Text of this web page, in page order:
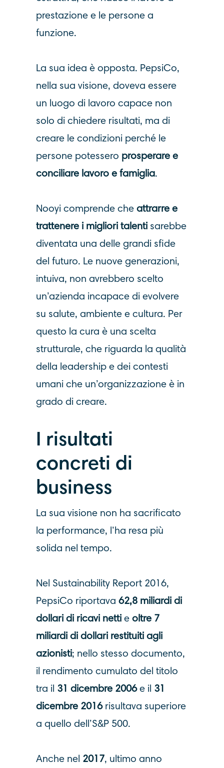
prestazione e le persone a
funzione.
La sua idea è opposta. PepsiCo,
nella sua visione, doveva essere
un luogo di lavoro capace non
solo di chiedere risultati, ma di
creare le condizioni perché le
persone potessero prosperare e
conciliare lavoro e famiglia.
Nooyi comprende che attrarre e
trattenere i migliori talenti sarebbe
diventata una delle grandi sfide
del futuro. Le nuove generazioni,
intuiva, non avrebbero scelto
un’azienda incapace di evolvere
su salute, ambiente e cultura. Per
questo la cura è una scelta
strutturale, che riguarda la qualità
della leadership e dei contesti
umani che un’organizzazione è in
grado di creare.
I risultati
concreti di
business
La sua visione non ha sacrificato
la performance, l’ha resa più
solida nel tempo.
Nel Sustainability Report 2016,
PepsiCo riportava 62,8 miliardi di
dollari di ricavi netti e oltre 7
miliardi di dollari restituiti agli
azionisti; nello stesso documento,
il rendimento cumulato del titolo
tra il 31 dicembre 2006e il 31
dicembre 2016risultava superiore
a quello dell’S&P 500.
Anche nel 2017, ultimo anno